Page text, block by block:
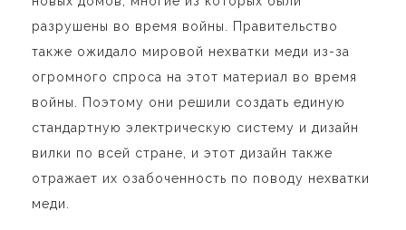
разрушены во время войны. Правительство
также ожидало мировой нехватки меди из-за
огромного спроса на этот материал во время
войны. Поэтому они решили создать единую
стандартную электрическую систему и дизайн
вилки по всей стране, и этот дизайн также
отражает их озабоченность по поводу нехватки
меди.